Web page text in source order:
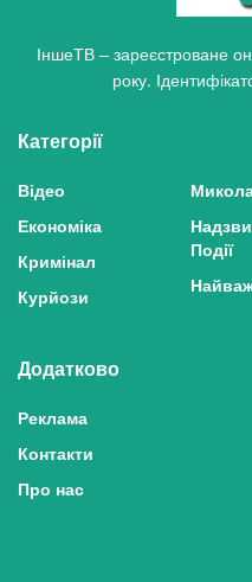
ІншеТВ – зареєстроване
року.
Категорії
Відео
Економіка
Кримінал
Курйози
Події
Додатково
Реклама
Контакти
Про нас